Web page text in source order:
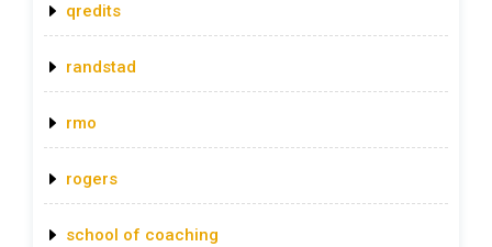
qredits
randstad
rmo
rogers
school of coaching